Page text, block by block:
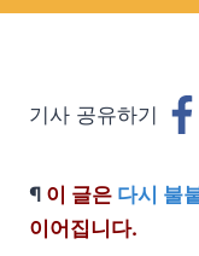
기사 공유하기
¶ 이 글은 다시 불
이어집니다.